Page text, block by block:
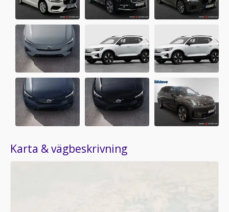
Karta & vägbeskrivning